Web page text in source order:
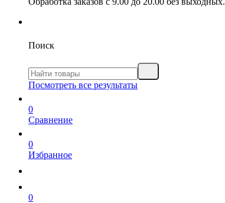
Поиск
Посмотреть все результаты
0
Сравнение
0
Избранное
0